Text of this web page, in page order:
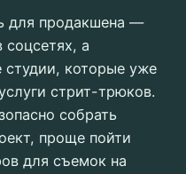
для продакшена —
соцсетях, а
которые уже
стрит-трюков.
собрать
проще пойти
для съемок на